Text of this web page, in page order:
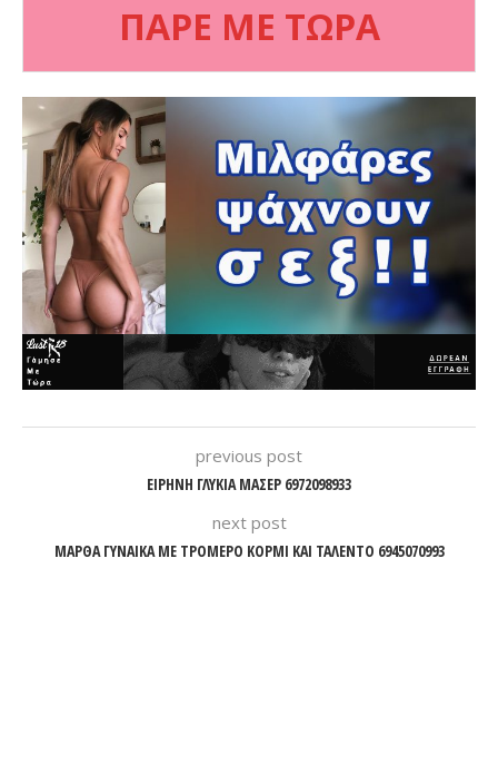
ΠΑΡΕ ΜΕ ΤΩΡΑ
previous post
ΕΙΡΗΝΗ ΓΛΥΚΙΑ ΜΑΣΕΡ 6972098933
next post
ΜΑΡΘΑ ΓΥΝΑΙΚΑ ΜΕ ΤΡΟΜΕΡΟ ΚΟΡΜΙ ΚΑΙ ΤΑΛΕΝΤΟ 6945070993